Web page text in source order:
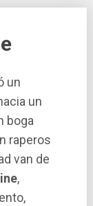
un
un
boga
raperos
van de
,